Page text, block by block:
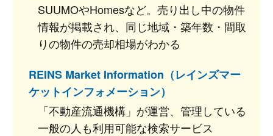
SUUMOやHomesなど。売り出し中の物件
情報が掲載され、同じ地域・築年数・間取
りの物件の売却相場がわかる
REINS Market Information（レインズマー
ケットインフォメーション）
「不動産流通機構」が運営、管理している
一般の人も利用可能な検索サービス